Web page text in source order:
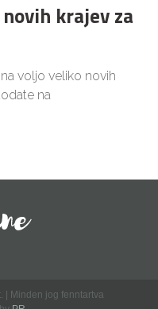
krajev za
voljo veliko novih
na
| Minden jog fenntartva